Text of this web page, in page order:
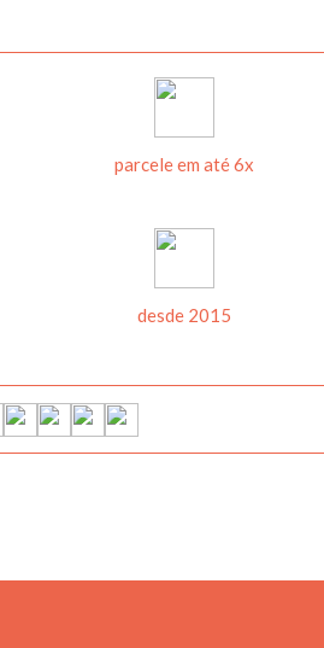
parcele em até 6x
desde 2015